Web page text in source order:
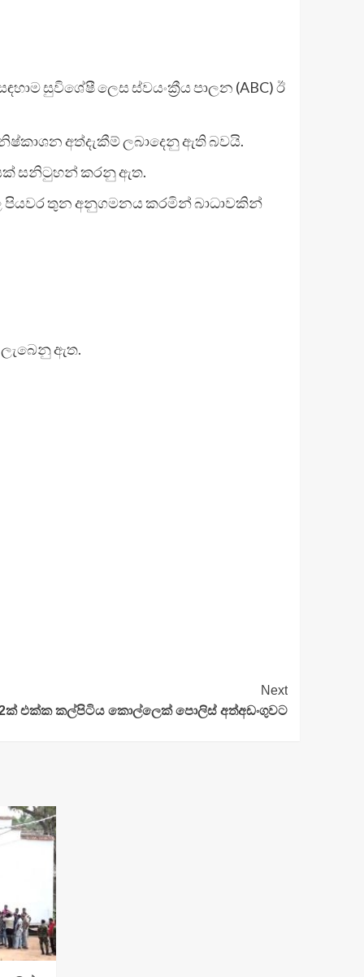
සුවිශේෂී ලෙස ස්වයංක්‍රීය පාලන (ABC) ඊ
අත්දැකීම් ලබාදෙනු ඇති බවයි.
සනිටුහන් කරනු ඇත.
පියවර තුන අනුගමනය කරමින් බාධාවකින්
ඇත.
Next
එක්ක කල්පිටිය කොල්ලෙක් පොලිස් අත්අඩංගුවට